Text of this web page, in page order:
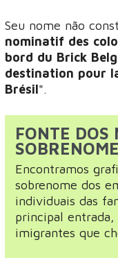
Seu nome não
nominatif des
bord du Brick
destination pour
Brésil".
FONTE DOS
Encontramos
sobrenome dos
individuais das
principal entrada,
imigrantes que